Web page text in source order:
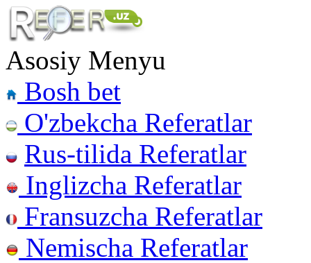
Asosiy Menyu
Bosh bet
O'zbekcha Referatlar
Rus-tilida Referatlar
Inglizcha Referatlar
Fransuzcha Referatlar
Nemischa Referatlar